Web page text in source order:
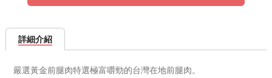
詳細介紹
嚴選黃金前腿肉特選極富嚼勁的台灣在地前腿肉。